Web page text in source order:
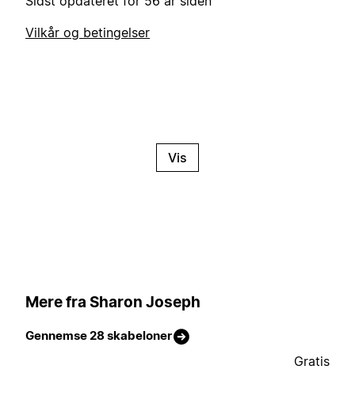
Vilkår og betingelser
Vis
Mere fra Sharon Joseph
Gennemse 28 skabeloner
Gratis